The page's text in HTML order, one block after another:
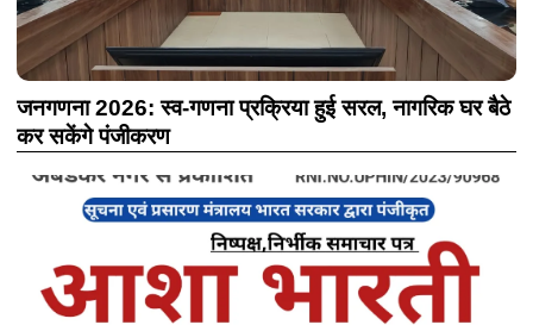
जनगणना 2026: स्व-गणना प्रक्रिया हुई सरल, नागरिक घर बैठे
कर सकेंगे पंजीकरण